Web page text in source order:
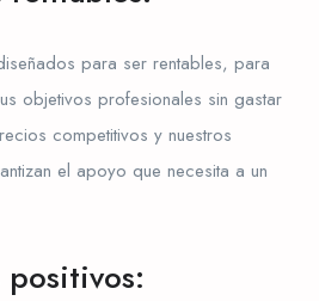
para ser rentables, para
objetivos profesionales sin gastar
competitivos y nuestros
el apoyo que necesita a un
positivos: